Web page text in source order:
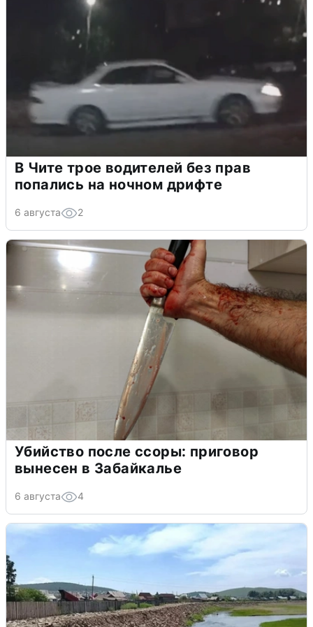
В Чите трое водителей без прав
попались на ночном дрифте
6 августа 2
Убийство после ссоры: приговор
вынесен в Забайкалье
6 августа 4